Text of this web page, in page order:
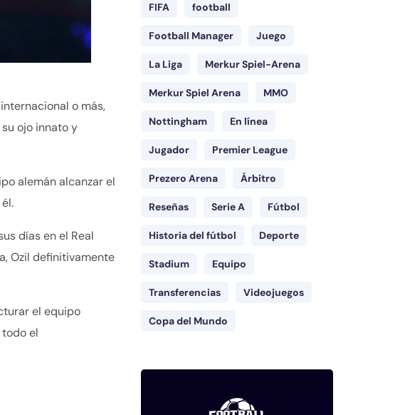
o más,
ojo innato y
alemán alcanzar el
días en el Real
Ozil definitivamente
el equipo
el
FIFA football
Football Manager Juego
La Liga Merkur Spiel-Arena
Merkur Spiel Arena MMO
Nottingham En línea
Jugador Premier League
Prezero Arena Árbitro
Reseñas Serie A Fútbol
Historia del fútbol Deporte
Stadium Equipo
Transferencias Videojuegos
Copa del Mundo